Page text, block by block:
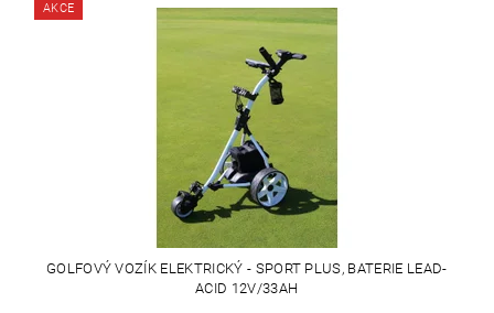
AKCE
GOLFOVÝ VOZÍK ELEKTRICKÝ - SPORT PLUS, BATERIE LEAD-
ACID 12V/33AH